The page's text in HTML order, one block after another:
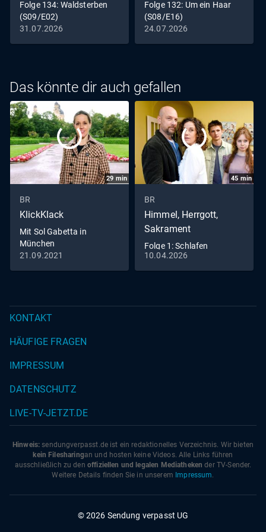
Ersatz für Rebecca kommt. Riedls Traum vom eigenen
Platz scheint erneut geplatzt – doch diesmal entscheidet
Riedl sich zu kämpfen. Hubert und Girwidz ist es indes
ihrem Verpächter führt, werden sie von der Chefin zu einer
nächtlichen Überwachungsaktion genötigt ...
Folge 134: Waldsterben
(S09/E02)
31.07.2026
Folge 132: Um ein Haar
(S08/E16)
24.07.2026
Das könnte dir auch gefallen
29 min
BR
KlickKlack
Mit Sol Gabetta in
München
21.09.2021
45 min
BR
Himmel, Herrgott,
Sakrament
Folge 1: Schlafen
10.04.2026
KONTAKT
HÄUFIGE FRAGEN
IMPRESSUM
DATENSCHUTZ
LIVE-TV-JETZT.DE
Hinweis: sendungverpasst.de ist ein redaktionelles Verzeichnis. Wir bieten
kein Filesharingan und hosten keine Videos. Alle Links führen
ausschließlich zu den offiziellen und legalen Mediatheken der TV-Sender.
Weitere Details finden Sie in unserem Impressum.
© 2026 Sendung verpasst UG